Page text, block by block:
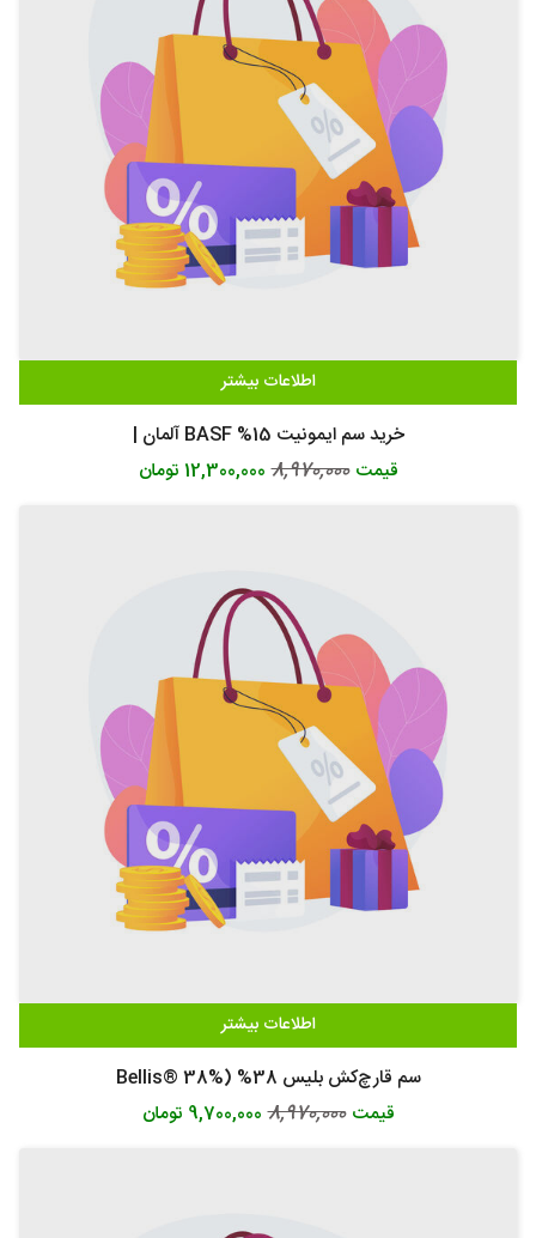
اطلاعات بیشتر
خرید سم ایمونیت 15% BASF آلمان |
قیمت 8,970,000 12,300,000 تومان
اطلاعات بیشتر
سم قارچ‌کش بلیس 38% (Bellis® 38%
قیمت 8,970,000 9,700,000 تومان